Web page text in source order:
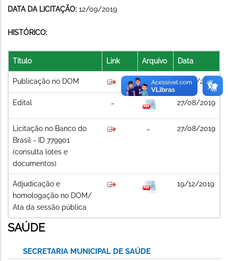
DATA DA LICITAÇÃO: 12/09/2019
HISTÓRICO:
Título Link Arquivo Data
Publicação no DOM 27/08/2019
Edital 27/08/2019
Licitação no Banco do
Brasil - ID 779901
(consulta lotes e
documentos)
27/08/2019
Adjudicação e
homologação no DOM/
Ata da sessão pública
19/12/2019
SAÚDE
SECRETARIA MUNICIPAL DE SAÚDE